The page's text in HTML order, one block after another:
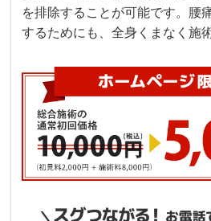
を排除することが可能です。腰
するためにも、全身くまなく施